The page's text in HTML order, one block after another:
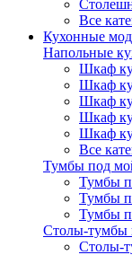
Все
Кухонные
Напольные
Шкаф
Шкаф
Шкаф
Шкаф
Шкаф
Все
Тумбы под
Тумбы
Тумбы
Тумбы
Столы-тумбы
Столы-